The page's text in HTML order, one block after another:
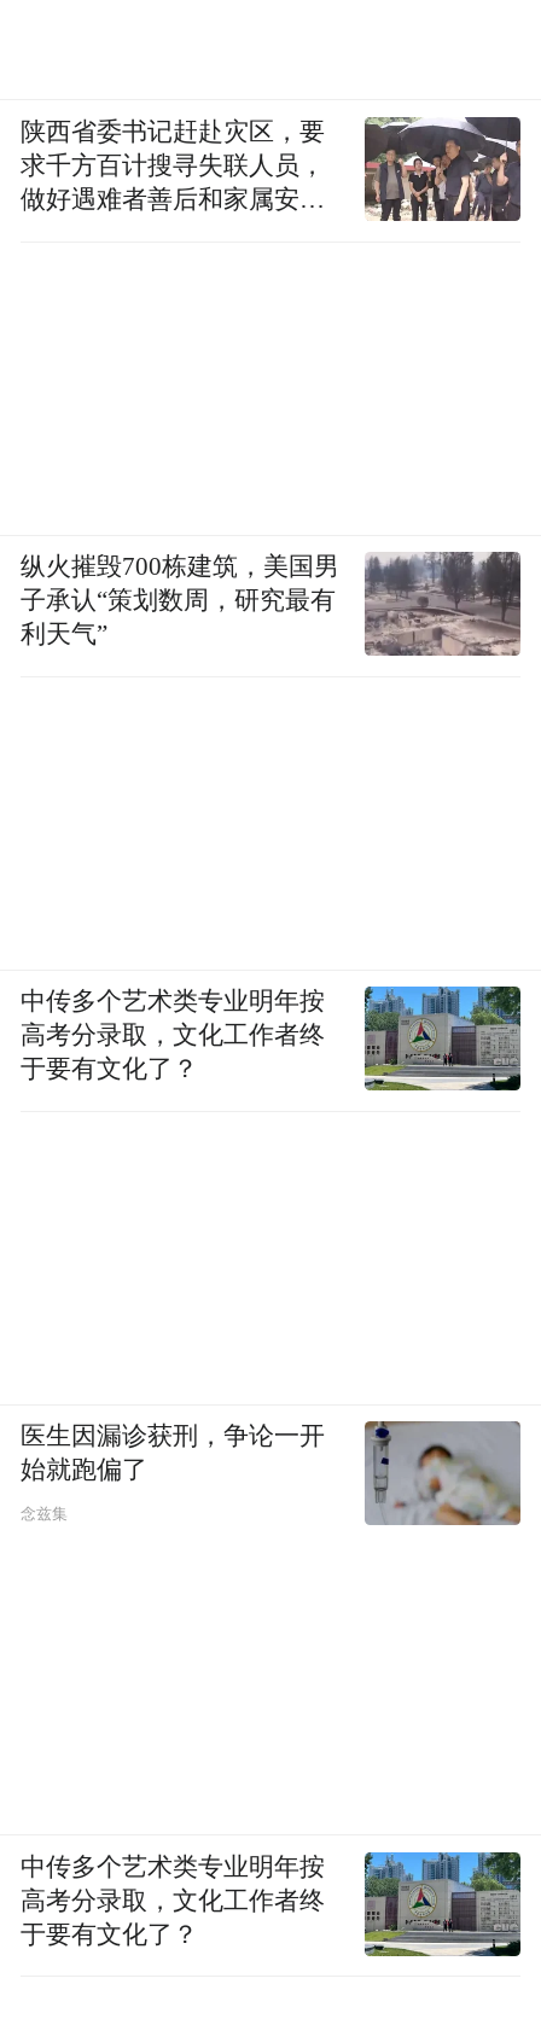
陕西省委书记赶赴灾区，要
求千方百计搜寻失联人员，
做好遇难者善后和家属安抚
纵火摧毁700栋建筑，美国男
子承认“策划数周，研究最有
利天气”
中传多个艺术类专业明年按
高考分录取，文化工作者终
于要有文化了？
医生因漏诊获刑，争论一开
始就跑偏了
念兹集
中传多个艺术类专业明年按
高考分录取，文化工作者终
于要有文化了？